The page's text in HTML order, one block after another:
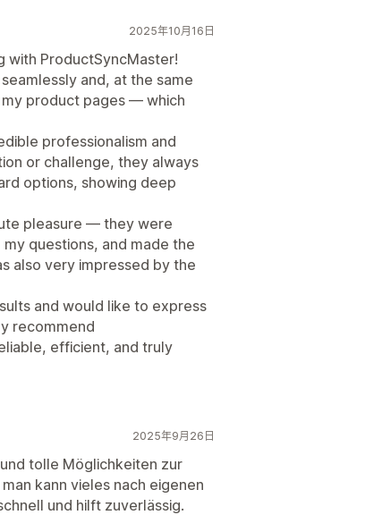
2025年10月16日
with ProductSyncMaster!
and, at the same
product pages — which
professionalism and
or challenge, they always
options, showing deep
pleasure — they were
questions, and made the
also very impressed by the
and would like to express
recommend
efficient, and truly
2025年9月26日
tolle Möglichkeiten zur
kann vieles nach eigenen
und hilft zuverlässig.